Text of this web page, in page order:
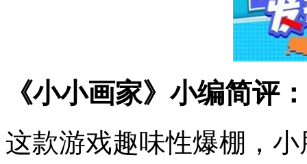
《小小画家》小编简评：
这款游戏趣味性爆棚，